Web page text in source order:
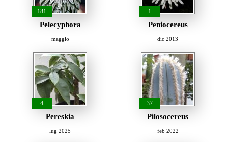
181
Pelecyphora
maggio
1
Peniocereus
dic 2013
4
Pereskia
lug 2025
37
Pilosocereus
feb 2022